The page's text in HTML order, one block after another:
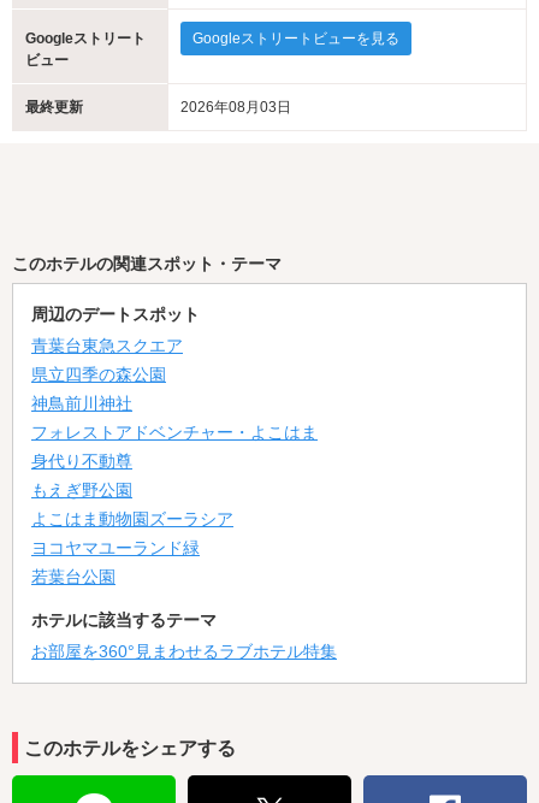
Googleストリート
ビュー
Googleストリートビューを見る
最終更新 2026年08月03日
このホテルの関連スポット・テーマ
周辺のデートスポット
青葉台東急スクエア
県立四季の森公園
神鳥前川神社
フォレストアドベンチャー・よこはま
身代り不動尊
もえぎ野公園
よこはま動物園ズーラシア
ヨコヤマユーランド緑
若葉台公園
ホテルに該当するテーマ
お部屋を360°見まわせるラブホテル特集
このホテルをシェアする